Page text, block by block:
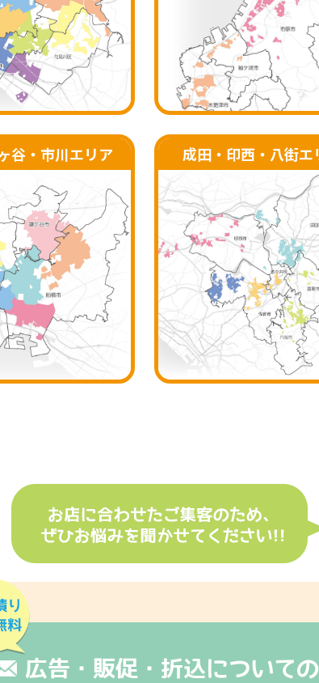
谷・ 市川エリア 成田・印西・八街エ
広告・販促・折込について